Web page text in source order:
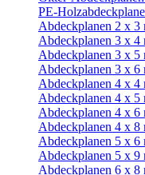
PE-
Abdeckplanen 2 x 3
Abdeckplanen 3 x 4
Abdeckplanen 3 x 5
Abdeckplanen 3 x 6
Abdeckplanen 4 x 4
Abdeckplanen 4 x 5
Abdeckplanen 4 x 6
Abdeckplanen 4 x 8
Abdeckplanen 5 x 6
Abdeckplanen 5 x 9
Abdeckplanen 6 x 8